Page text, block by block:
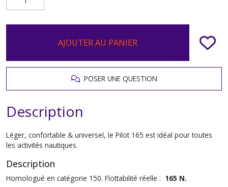
AJOUTER AU PANIER
POSER UNE QUESTION
Description
Léger, confortable & universel, le Pilot 165 est idéal pour toutes
les activités nautiques.
Description
Homologué en catégorie 150. Flottabilité réelle : 165 N.